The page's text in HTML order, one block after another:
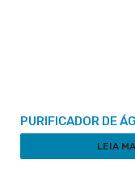
PURIFICADOR DE
LEIA